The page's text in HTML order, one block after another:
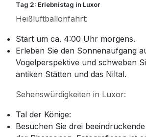
Tag 2: Erlebnistag in Luxor
Heißluftballonfahrt:
Start um ca. 4:00 Uhr morgens.
Erleben Sie den Sonnenaufgang
Vogelperspektive und schweben
antiken Stätten und das Niltal.
Sehenswürdigkeiten in Luxor:
Tal der Könige:
Besuchen Sie drei